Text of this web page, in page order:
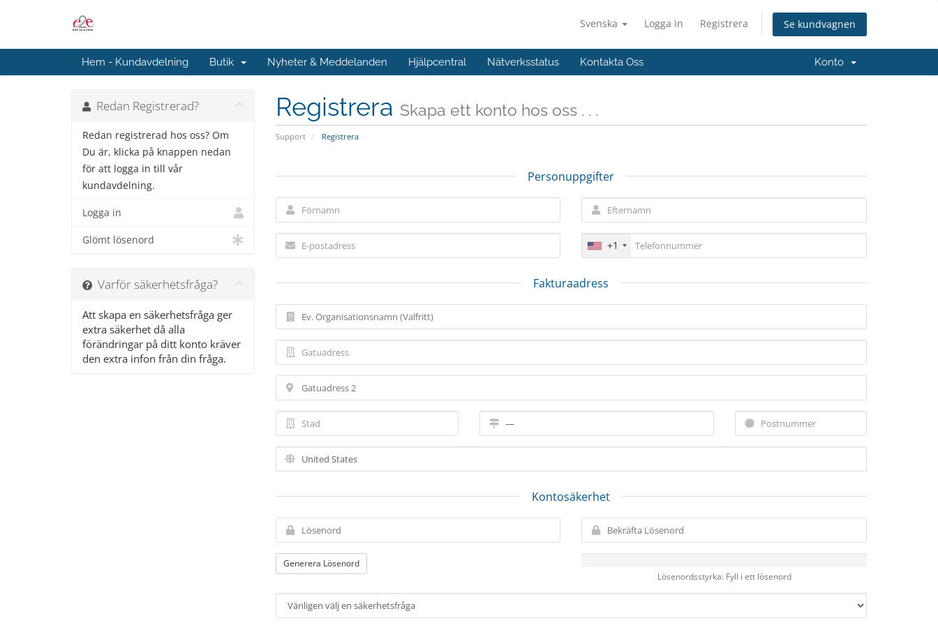
Svenska Logga in Registrera Se kundvagnen
Hem - Kundavdelning Butik Nyheter & Meddelanden Hjälpcentral Nätverksstatus Kontakta Oss Konto
Registrera Skapa ett konto hos oss . . .
Support Registrera
Redan Registrerad?
Redan registrerad hos oss? Om
Du är, klicka på knappen nedan
för att logga in till vår
kundavdelning.
Logga in
Glömt lösenord
Personuppgifter
+1
Fakturaadress
Kontosäkerhet
Generera Lösenord
Lösenordsstyrka: Fyll i ett lösenord
Varför säkerhetsfråga?
Att skapa en säkerhetsfråga ger
extra säkerhet då alla
förändringar på ditt konto kräver
den extra infon från din fråga.